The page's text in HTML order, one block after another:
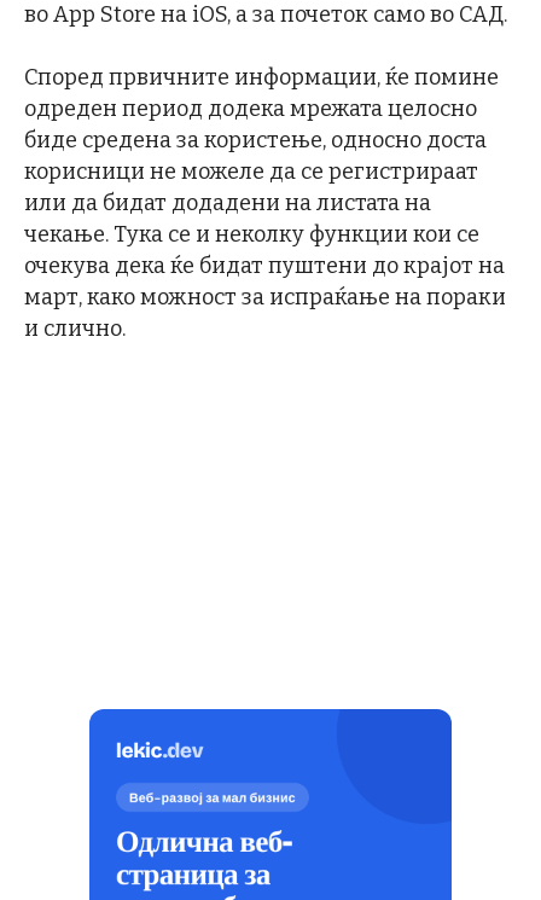
во App Store на iOS, а за почеток само во САД.
Според првичните информации, ќе помине
одреден период додека мрежата целосно
биде средена за користење, односно доста
корисници не можеле да се регистрираат
или да бидат додадени на листата на
чекање. Тука се и неколку функции кои се
очекува дека ќе бидат пуштени до крајот на
март, како можност за испраќање на пораки
и слично.